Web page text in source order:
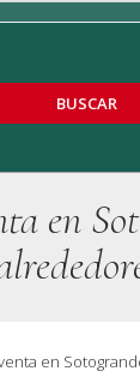
BUSCAR
en
en